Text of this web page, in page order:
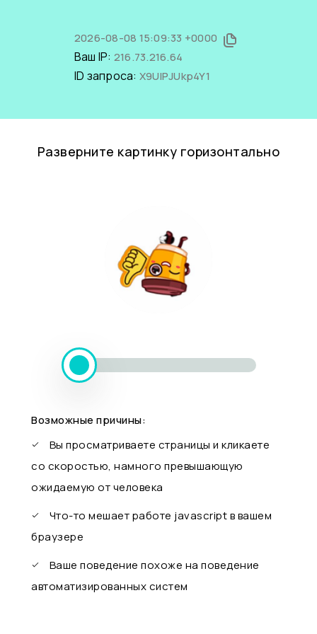
2026-08-08 15:09:33 +0000
Ваш IP: 216.73.216.64
ID запроса: X9UlPJUkp4Y1
Разверните картинку горизонтально
Возможные причины:
Вы просматриваете страницы и кликаете
со скоростью, намного превышающую
ожидаемую от человека
Что-то мешает работе javascript в вашем
браузере
Ваше поведение похоже на поведение
автоматизированных систем